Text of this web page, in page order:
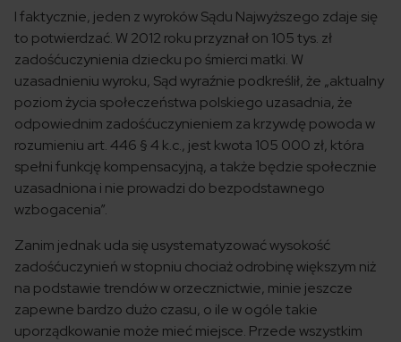
I faktycznie, jeden z wyroków Sądu Najwyższego zdaje się
to potwierdzać. W 2012 roku przyznał on 105 tys. zł
zadośćuczynienia dziecku po śmierci matki. W
uzasadnieniu wyroku, Sąd wyraźnie podkreślił, że „aktualny
poziom życia społeczeństwa polskiego uzasadnia, że
odpowiednim zadośćuczynieniem za krzywdę powoda w
rozumieniu art. 446 § 4 k.c., jest kwota 105 000 zł, która
spełni funkcję kompensacyjną, a także będzie społecznie
uzasadniona i nie prowadzi do bezpodstawnego
wzbogacenia”.
Zanim jednak uda się usystematyzować wysokość
zadośćuczynień w stopniu chociaż odrobinę większym niż
na podstawie trendów w orzecznictwie, minie jeszcze
zapewne bardzo dużo czasu, o ile w ogóle takie
uporządkowanie może mieć miejsce. Przede wszystkim